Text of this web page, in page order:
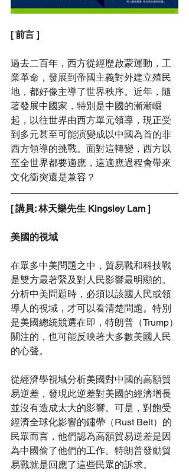
[ 前言 ]
過去二百年，西方從經歷啟蒙運動，工
業革命，發展到帝國主義對外建立殖民
地，都好像主導了世界秩序。近年，隨
著發展中國家，特別是中國的漸漸崛
起，以往世界由西方單元領導，現正受
到多元甚至可能演變成以中國為首的非
西方領導的挑戰。面對這轉變，西方以
至全世界都要適應，這適應過程會帶來
文化衝突還是兼容？
[ 講員: 林天樂先生 Kingsley Lam ]
美國的視域
在眾多中美問題之中，貿易戰和科技戰
是雙方最著緊及對人民影響最明顯的。
分析中美問題時，必須以該國人民或領
導人的視域，才可以看清楚問題。特別
是美國總統競選在即，特朗普（Trump）
關注的，也可能反映著大多數美國人民
的心聲。
從經濟學視域分析美國對中國的高額貿
易逆差，發現此逆差對美國的經濟增長
並沒有造成太大的影響。可是，對飽受
經濟全球化影響的鏽帶（Rust Belt）的
民眾而言，他們認為高額貿易逆差是因
為中國偷了他們的工作。特朗普發動貿
易戰就是回應了這些民眾的訴求。